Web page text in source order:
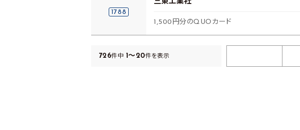
1788
三東工業社
1,500円分のQUOカード
726件中 1～20件を表示